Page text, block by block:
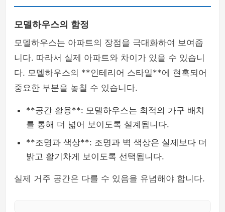
모델하우스의 함정
모델하우스는 아파트의 장점을 극대화하여 보여줍
니다. 따라서 실제 아파트와 차이가 있을 수 있습니
다. 모델하우스의 **인테리어 스타일**에 현혹되어
중요한 부분을 놓칠 수 있습니다.
**공간 활용**: 모델하우스는 최적의 가구 배치
를 통해 더 넓어 보이도록 설계됩니다.
**조명과 색상**: 조명과 벽 색상은 실제보다 더
밝고 활기차게 보이도록 선택됩니다.
실제 거주 공간은 다를 수 있음을 유념해야 합니다.